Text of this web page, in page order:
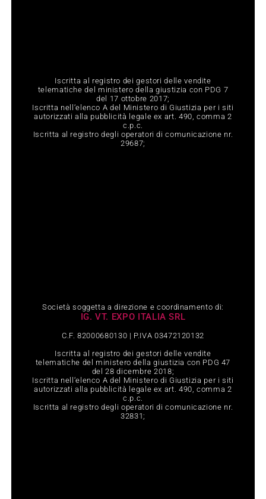
Iscritta al registro dei gestori delle vendite
telematiche del ministero della giustizia con PDG 7
del 17 ottobre 2017;
Iscritta nell‘elenco A del Ministero di Giustizia per i siti
autorizzati alla pubblicità legale ex art. 490, comma 2
c.p.c.
Iscritta al registro degli operatori di comunicazione nr.
29687;
Società soggetta a direzione e coordinamento di:
IG. VT. EXPO ITALIA SRL
C.F. 82000680130 | P.IVA 03472120132
Iscritta al registro dei gestori delle vendite
telematiche del ministero della giustizia con PDG 47
del 28 dicembre 2018;
Iscritta nell‘elenco A del Ministero di Giustizia per i siti
autorizzati alla pubblicità legale ex art. 490, comma 2
c.p.c.
Iscritta al registro degli operatori di comunicazione nr.
32831;